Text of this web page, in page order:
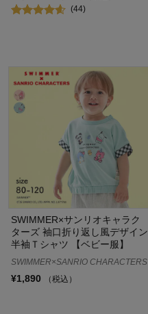
(44)
SWIMMER×サンリオキャラク
ターズ 袖口折り返し風デザイン
半袖Ｔシャツ 【ベビー服】
SWIMMER×SANRIO CHARACTERS
¥1,890 （税込）